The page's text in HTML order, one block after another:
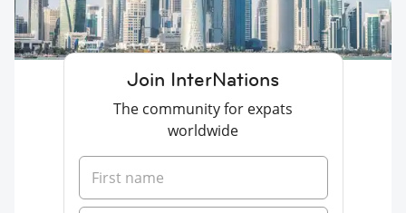
Join InterNations
The community for expats
worldwide